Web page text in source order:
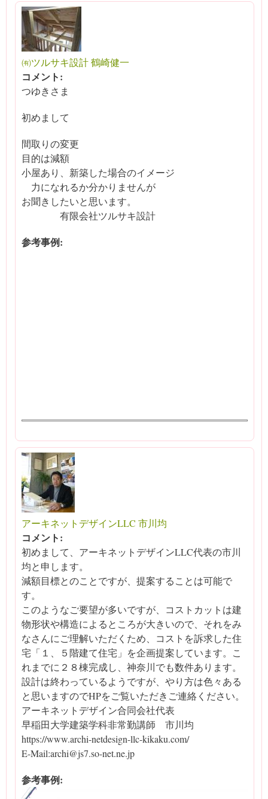
㈲ツルサキ設計 鶴崎健一
コメント:
つゆきさま
初めまして
間取りの変更
目的は減額
小屋あり、新築した場合のイメージ
力になれるか分かりませんが
お聞きしたいと思います。
有限会社ツルサキ設計
参考事例:
アーキネットデザインLLC 市川均
コメント:
初めまして、アーキネットデザインLLC代表の市川
均と申します。
減額目標とのことですが、提案することは可能で
す。
このようなご要望が多いですが、コストカットは建
物形状や構造によるところが大きいので、それをみ
なさんにご理解いただくため、コストを訴求した住
宅「１、５階建て住宅」を企画提案しています。こ
れまでに２８棟完成し、神奈川でも数件あります。
設計は終わっているようですが、やり方は色々ある
と思いますのでHPをご覧いただきご連絡ください。
アーキネットデザイン合同会社代表
早稲田大学建築学科非常勤講師 市川均
https://www.archi-netdesign-llc-kikaku.com/
E-Mail:archi@js7.so-net.ne.jp
参考事例: